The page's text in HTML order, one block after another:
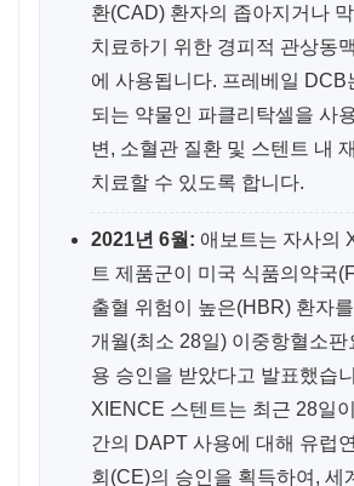
환(CAD) 환자의 좁아지거나
치료하기 위한 경피적 관상동
에 사용됩니다. 프레베일 DCB
되는 약물인 파클리탁셀을 사
변, 소혈관 질환 및 스텐트 내
치료할 수 있도록 합니다.
2021년 6월: 애보트는 자사의
트 ​​제품군이 미국 식품의약국
출혈 위험이 높은(HBR) 환자
개월(최소 28일) 이중항혈소
용 승인을 받았다고 발표했습
XIENCE 스텐트는 최근 28일
간의 DAPT 사용에 대해 유럽
회(CE)의 승인을 획득하여, 세